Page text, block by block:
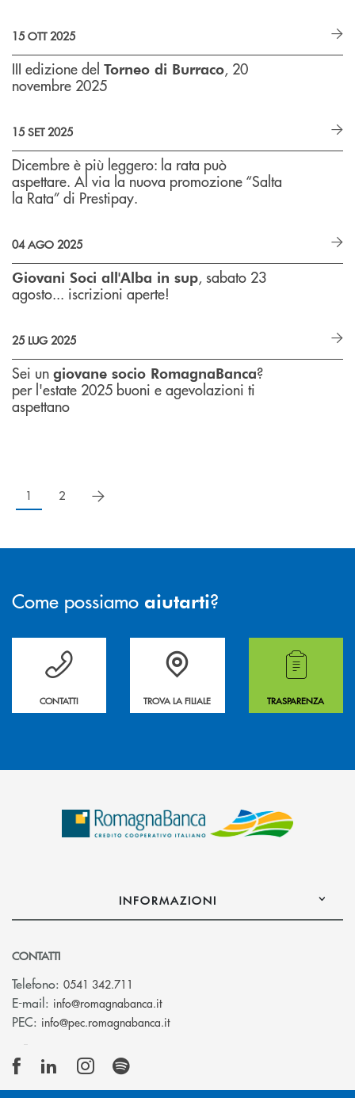
15 OTT 2025
III edizione del Torneo di Burraco, 20
novembre 2025
15 SET 2025
Dicembre è più leggero: la rata può
aspettare. Al via la nuova promozione “Salta
la Rata” di Prestipay.
04 AGO 2025
Giovani Soci all'Alba in sup, sabato 23
agosto... iscrizioni aperte!
25 LUG 2025
Sei un giovane socio RomagnaBanca?
per l'estate 2025 buoni e agevolazioni ti
aspettano
1 2 successivo
Come possiamo aiutarti?
Per ogni necessità compila il form e noi ti richiamiamo
CONTATTI
La&nbsp; Filiale &nbsp;vicina a te. &nbsp;
TROVA LA FILIALE
Hai bisogno di
TRASPARENZA
INFORMAZIONI
CONTATTI
Telefono: 0541 342.711
E-mail: info@romagnabanca.it(si apre l’app di posta elettronica)
PEC: info@pec.romagnabanca.it(si apre l’app di posta elettronica)